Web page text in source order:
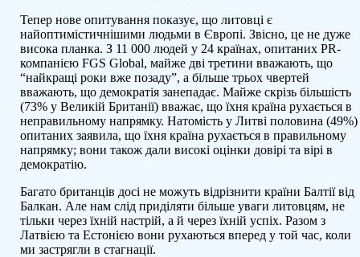
Тепер нове опитування показує, що литовці є
найоптимістичнішими людьми в Європі. Звісно, це не дуже
висока планка. З 11 000 людей у 24 країнах, опитаних PR-
компанією FGS Global, майже дві третини вважають, що
“найкращі роки вже позаду”, а більше трьох чвертей
вважають, що демократія занепадає. Майже скрізь більшість
(73% у Великій Британії) вважає, що їхня країна рухається в
неправильному напрямку. Натомість у Литві половина (49%)
опитаних заявила, що їхня країна рухається в правильному
напрямку; вони також дали високі оцінки довірі та вірі в
демократію.
Багато британців досі не можуть відрізнити країни Балтії від
Балкан. Але нам слід приділяти більше уваги литовцям, не
тільки через їхній настрій, а й через їхній успіх. Разом з
Латвією та Естонією вони рухаються вперед у той час, коли
ми застрягли в стагнації.